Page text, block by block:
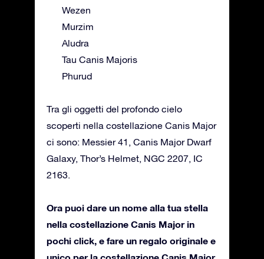
Wezen
Murzim
Aludra
Tau Canis Majoris
Phurud
Tra gli oggetti del profondo cielo
scoperti nella costellazione Canis Major
ci sono: Messier 41, Canis Major Dwarf
Galaxy, Thor’s Helmet, NGC 2207, IC
2163.
Ora puoi dare un nome alla tua stella
nella costellazione Canis Major in
pochi click, e fare un regalo originale e